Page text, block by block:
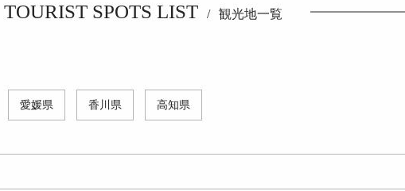
TOURIST SPOTS LIST 観光地一覧
愛媛県 香川県 高知県